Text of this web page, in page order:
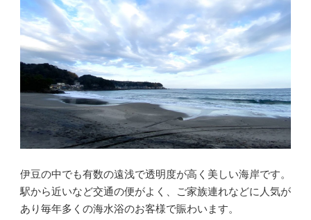
伊豆の中でも有数の遠浅で透明度が高く美しい海岸です。
駅から近いなど交通の便がよく、ご家族連れなどに人気が
あり毎年多くの海水浴のお客様で賑わいます。